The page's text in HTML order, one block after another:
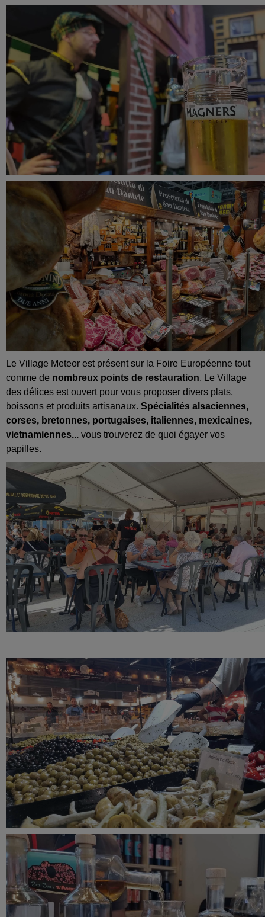
Le Village Meteor est présent sur la Foire Européenne tout
comme de nombreux points de restauration. Le Village
des délices est ouvert pour vous proposer divers plats,
boissons et produits artisanaux. Spécialités alsaciennes,
corses, bretonnes, portugaises, italiennes, mexicaines,
vietnamiennes... vous trouverez de quoi égayer vos
papilles.